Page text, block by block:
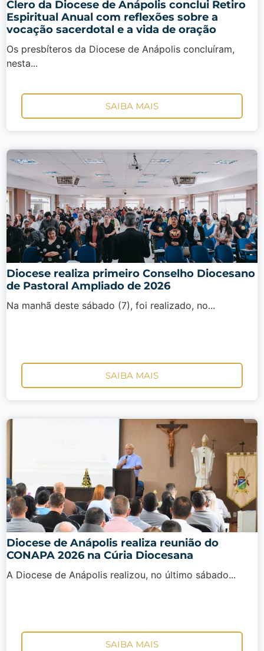
Clero da Diocese de Anápolis conclui Retiro
Espiritual Anual com reflexões sobre a
vocação sacerdotal e a vida de oração
Os presbíteros da Diocese de Anápolis concluíram,
nesta...
SAIBA MAIS
Diocese realiza primeiro Conselho Diocesano
de Pastoral Ampliado de 2026
Na manhã deste sábado (7), foi realizado, no...
SAIBA MAIS
Diocese de Anápolis realiza reunião do
CONAPA 2026 na Cúria Diocesana
A Diocese de Anápolis realizou, no último sábado...
SAIBA MAIS